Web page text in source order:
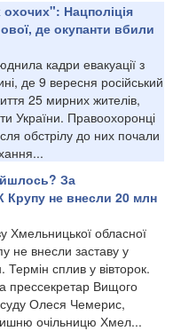
Нацполіція
де окупанти вбили
кадри евакуації з
де 9 вересня російський
25 мирних жителів,
України. Правоохоронці
обстрілу до них почали
За
Крупу не внесли 20 млн
Хмельницької обласної
не внесли заставу у
Термін сплив у вівторок.
прессекретар Вищого
суду Олеся Чемерис,
очільницю Хмел...